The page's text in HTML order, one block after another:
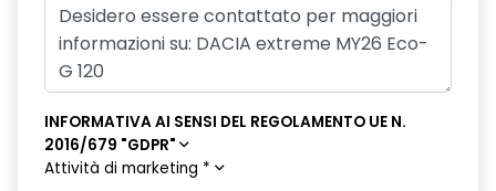
HARM07
Hill descent control
Keyless entry
Kit di gonfiaggio
Panchetta posteriore frazionabile e ribaltabile 1/3-2/3
INFORMATIVA AI SENSI DEL REGOLAMENTO UE N.
2016/679 "GDPR"
Attività di marketing *